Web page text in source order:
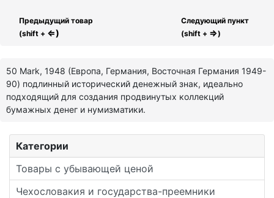
Категории
Товары с убывающей ценой
Чехословакия и государства-преемники
Предыдущий товар
(shift + ⇐)
Следующий пункт
(shift + ⇒)
50 Mark, 1948 (Европа, Германия, Восточная Германия 1949-
90) подлинный исторический денежный знак, идеально
подходящий для создания продвинутых коллекций
бумажных денег и нумизматики.